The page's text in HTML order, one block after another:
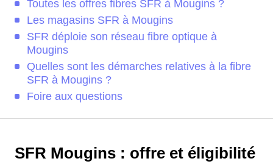
Toutes les offres fibres SFR à Mougins ?
Les magasins SFR à Mougins
SFR déploie son réseau fibre optique à
Mougins
Quelles sont les démarches relatives à la fibre
SFR à Mougins ?
Foire aux questions
SFR Mougins : offre et éligibilité